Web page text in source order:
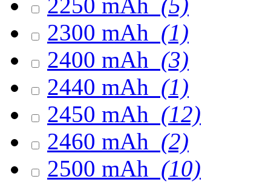
2300 mAh (1)
2400 mAh (3)
2440 mAh (1)
2450 mAh (12)
2460 mAh (2)
2500 mAh (10)